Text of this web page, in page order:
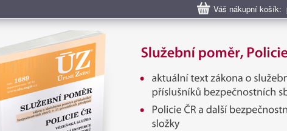
Váš nákupní košík:
poměr příslušníků bezpečnostních sborů, Policie ČR, Vězeňská
služby